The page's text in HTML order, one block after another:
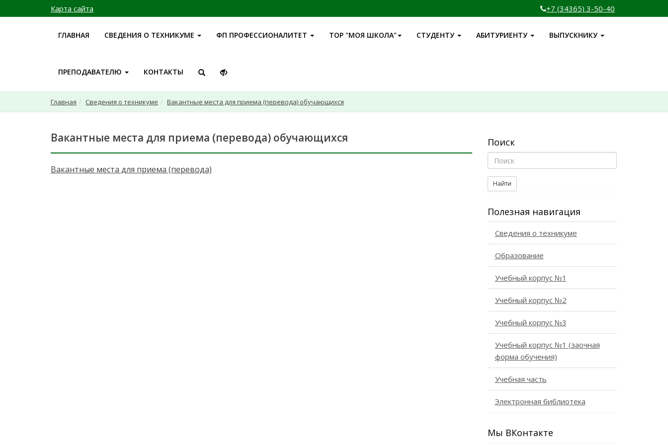
Карта сайта +7 (34365) 3-50-40
ГЛАВНАЯ СВЕДЕНИЯ О ТЕХНИКУМЕ ФП ПРОФЕССИОНАЛИТЕТ ТОР "МОЯ ШКОЛА" СТУДЕНТУ АБИТУРИЕНТУ ВЫПУСКНИКУ
ПРЕПОДАВАТЕЛЮ КОНТАКТЫ
Главная Сведения о техникуме Вакантные места для приема (перевода) обучающихся
Вакантные места для приема (перевода) обучающихся
Вакантные места для приема (перевода)
Поиск
Найти
Полезная навигация
Сведения о техникуме
Образование
Учебный корпус №1
Учебный корпус №2
Учебный корпус №3
Учебный корпус №1 (заочная
форма обучения)
Учебная часть
Электронная библиотека
Мы ВКонтакте